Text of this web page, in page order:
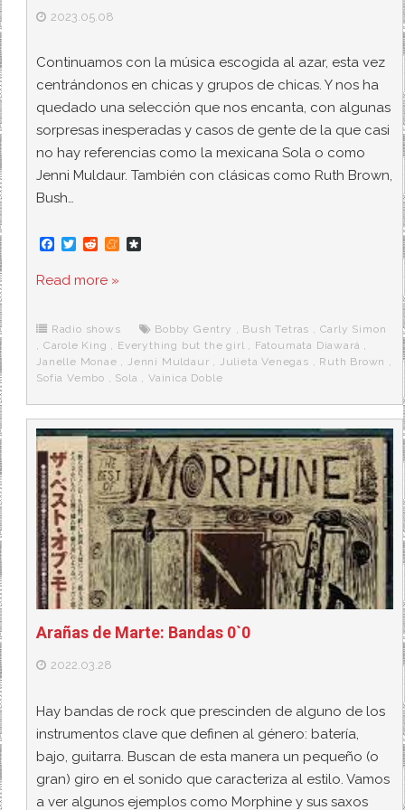
2023.05.08
Continuamos con la música escogida al azar, esta vez
centrándonos en chicas y grupos de chicas. Y nos ha
quedado una selección que nos encanta, con algunas
sorpresas inesperadas y casos de gente de la que casi
no hay referencias como la mexicana Sola o como
Jenni Muldaur. También con clásicas como Ruth Brown,
Bush…
F
e
o
k
T
t
r
R
d
M
e
r
a
Read more »
Radio shows Bobby Gentry , Bush Tetras , Carly Simon
, Carole King , Everything but the girl , Fatoumata Diawará ,
Janelle Monae ,Jenni Muldaur , Julieta Venegas , Ruth Brown ,
Sofia Vembo , Sola ,Vainica Doble
Arañas de Marte: Bandas 0`0
2022.03.28
Hay bandas de rock que prescinden de alguno de los
instrumentos clave que definen al género: batería,
bajo, guitarra. Buscan de esta manera un pequeño (o
gran) giro en el sonido que caracteriza al estilo. Vamos
a ver algunos ejemplos como Morphine y sus saxos